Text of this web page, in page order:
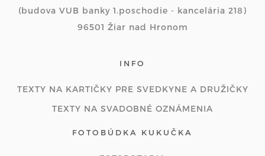
(budova VUB banky 1.poschodie - kancelária 218)
96501 Žiar nad Hronom
INFO
TEXTY NA KARTIČKY PRE SVEDKYNE A DRUŽIČKY
TEXTY NA SVADOBNÉ OZNÁMENIA
FOTOBÚDKA KUKUČKA